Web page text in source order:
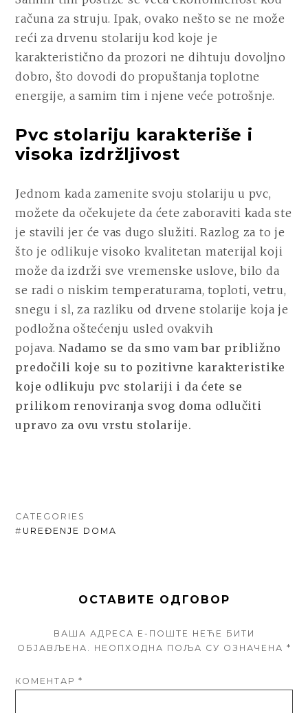
računa za struju. Ipak, ovako nešto se ne može
reći za drvenu stolariju kod koje je
karakteristično da prozori ne dihtuju dovoljno
dobro, što dovodi do propuštanja toplotne
energije, a samim tim i njene veće potrošnje.
Pvc stolariju karakteriše i
visoka izdržljivost
Jednom kada zamenite svoju stolariju u pvc,
možete da očekujete da ćete zaboraviti kada ste
je stavili jer će vas dugo služiti. Razlog za to je
što je odlikuje visoko kvalitetan materijal koji
može da izdrži sve vremenske uslove, bilo da
se radi o niskim temperaturama, toploti, vetru,
snegu i sl, za razliku od drvene stolarije koja je
podložna oštećenju usled ovakvih
pojava.Nadamo se da smo vam bar približno
predočili koje su to pozitivne karakteristike
koje odlikuju pvc stolariji i da ćete se
prilikom renoviranja svog doma odlučiti
upravo za ovu vrstu stolarije.
CATEGORIES
# UREĐENJE DOMA
ОСТАВИТЕ ОДГОВОР
ВАША АДРЕСА Е-ПОШТЕ НЕЋЕ БИТИ
ОБЈАВЉЕНА.
НЕОПХОДНА ПОЉА СУ ОЗНАЧЕНА *
КОМЕНТАР*